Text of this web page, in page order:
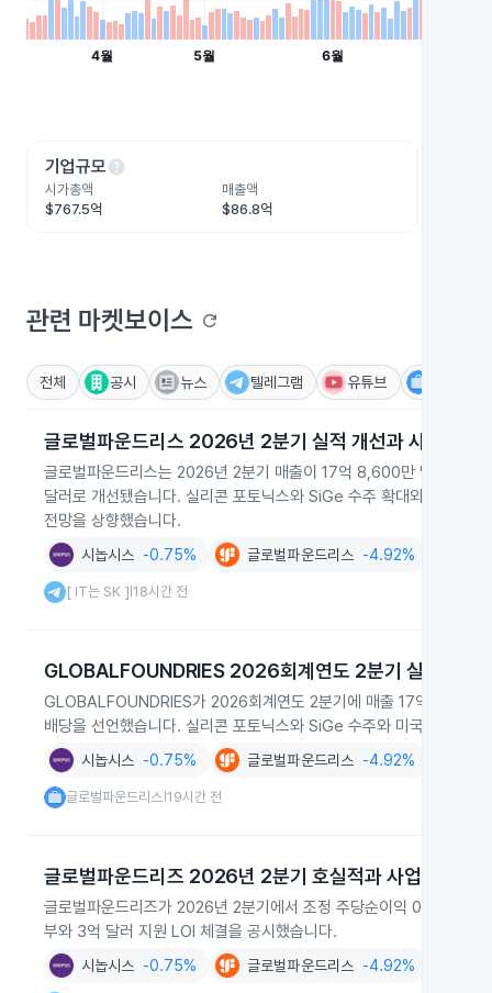
기업규모help
시가총액
$767.5억
매출액
$86.8억
관련 마켓보이스 refresh
전체 공시 뉴스 텔레그램 유튜브
글로벌파운드리스 2026년 2분기 실적 개선과 사업확대
글로벌파운드리스는 2026년 2분기 매출이 17억 8,600만 달러로
달러로 개선됐습니다. 실리콘 포토닉스와 SiGe 수주 확대와 미국 상
전망을 상향했습니다.
시놉시스 -0.75% 글로벌파운드리스 -4.92%
[ IT는 SK ] 18시간 전
GLOBALFOUNDRIES 2026회계연도 2분기 실적과 투
GLOBALFOUNDRIES가 2026회계연도 2분기에 매출 17억 8,600
배당을 선언했습니다. 실리콘 포토닉스와 SiGe 수주와 미국 상무부
시놉시스 -0.75% 글로벌파운드리스 -4.92%
글로벌파운드리스 19시간 전
글로벌파운드리즈 2026년 2분기 호실적과 사업 확장
글로벌파운드리즈가 2026년 2분기에서 조정 주당순이익 0.46달러
부와 3억 달러 지원 LOI 체결을 공시했습니다.
시놉시스 -0.75% 글로벌파운드리스 -4.92%